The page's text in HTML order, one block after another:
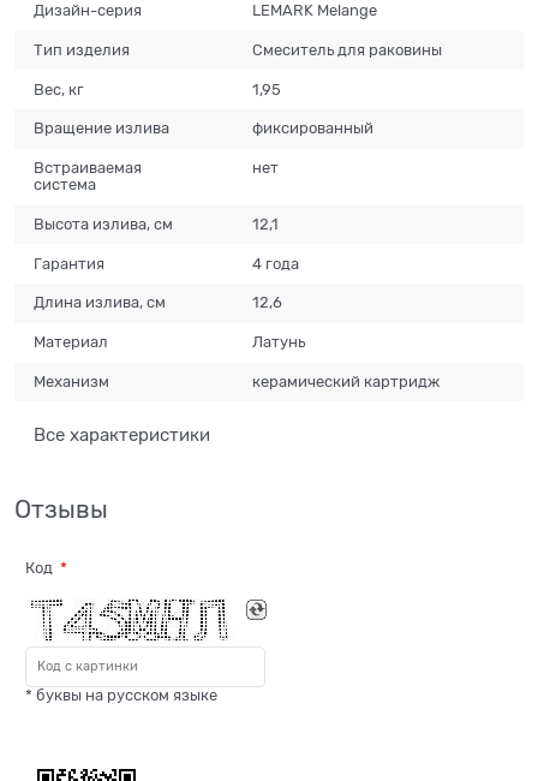
Дизайн-серия LEMARK Melange
Тип изделия Смеситель для раковины
Вес, кг 1,95
Вращение излива фиксированный
Встраиваемая
система
нет
Высота излива, см 12,1
Гарантия 4 года
Длина излива, см 12,6
Материал Латунь
Механизм керамический картридж
Все характеристики
Отзывы
Код
* буквы на русском языке